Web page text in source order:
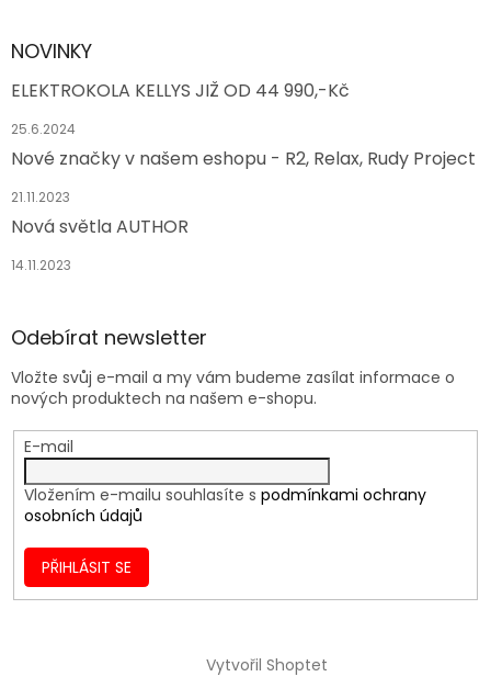
NOVINKY
ELEKTROKOLA KELLYS JIŽ OD 44 990,-Kč
25.6.2024
Nové značky v našem eshopu - R2, Relax, Rudy Project
21.11.2023
Nová světla AUTHOR
14.11.2023
Odebírat newsletter
Vložte svůj e-mail a my vám budeme zasílat informace o
nových produktech na našem e-shopu.
E-mail
Vložením e-mailu souhlasíte s podmínkami ochrany
osobních údajů
PŘIHLÁSIT SE
Vytvořil Shoptet